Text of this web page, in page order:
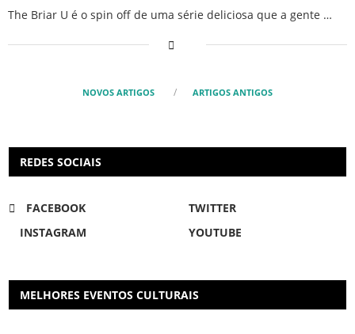
The Briar U é o spin off de uma série deliciosa que a gente …
NOVOS ARTIGOS ARTIGOS ANTIGOS
REDES SOCIAIS
FACEBOOK
TWITTER
INSTAGRAM
YOUTUBE
MELHORES EVENTOS CULTURAIS